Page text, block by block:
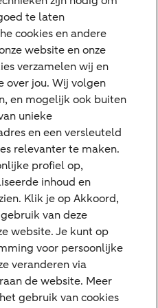
te laten
cookies en andere
website en onze
verzamelen wij en
over jou. Wij volgen
en mogelijk ook buiten
unieke
en een versleuteld
relevanter te maken.
profiel op,
inhoud en
Klik je op Akkoord,
van deze
website. Je kunt op
voor persoonlijke
veranderen via
de website. Meer
gebruik van cookies